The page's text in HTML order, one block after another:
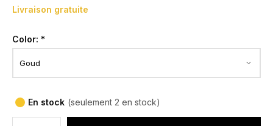
Livraison gratuite
Color: *
En stock (seulement 2 en stock)